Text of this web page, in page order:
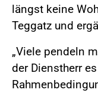
längst keine
Teggatz und
„Viele pendeln
der Dienstherr